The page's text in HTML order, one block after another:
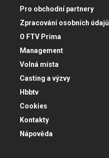
Pro obchodní partnery
Zpracování osobních údajů
O FTV Prima
Management
Volná místa
Casting a výzvy
Hbbtv
Cookies
Kontakty
Nápověda